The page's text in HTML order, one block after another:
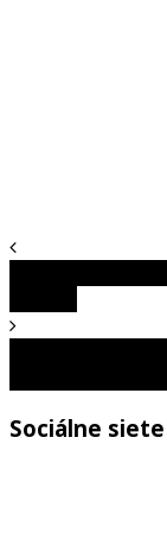
Sociálne siete